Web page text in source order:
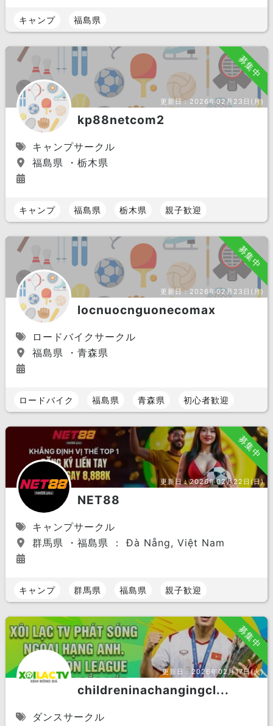
キャンプ 福島県
募集中
更新日：2026年02月23日(月)
kp88netcom2
キャンプサークル
福島県 ・栃木県
キャンプ 福島県 栃木県 親子歓迎
募集中
更新日：2026年02月23日(月)
locnuocnguonecomax
ロードバイクサークル
福島県 ・青森県
ロードバイク 福島県 青森県 初心者歓迎
募集中
更新日：2026年02月22日(日)
NET88
キャンプサークル
群馬県 ・福島県 ： Đà Nẵng, Việt Nam
キャンプ 群馬県 福島県 親子歓迎
募集中
更新日： 2026年02月17日(火)
childreninachangingcl...
ダンスサークル